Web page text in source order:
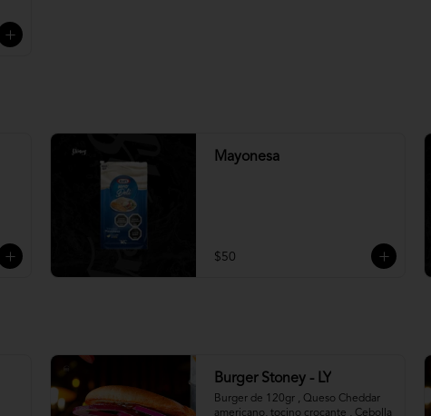
Mayonesa
$50
Burger Stoney - LY
Burger de 120gr , Queso Cheddar
americano, tocino crocante , Cebolla